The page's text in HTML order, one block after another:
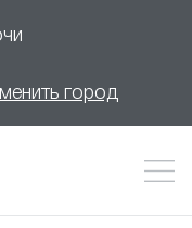
город